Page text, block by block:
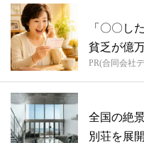
「〇〇し
貧乏が億
PR(合同会社
全国の絶
別荘を展開